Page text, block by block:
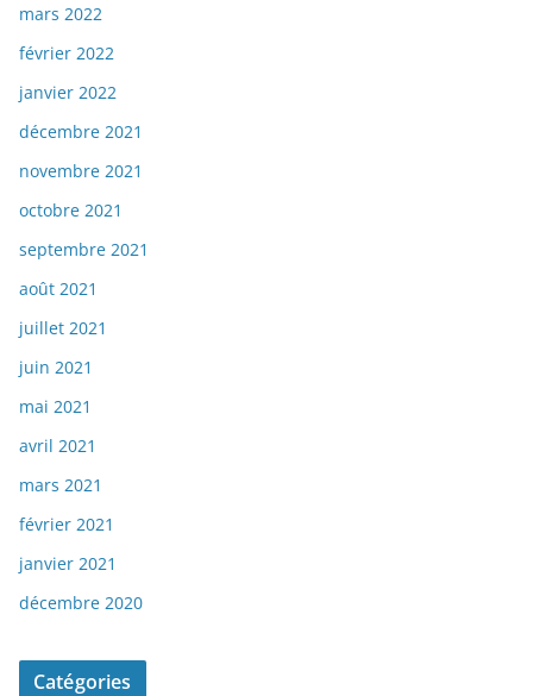
mars 2022
février 2022
janvier 2022
décembre 2021
novembre 2021
octobre 2021
septembre 2021
août 2021
juillet 2021
juin 2021
mai 2021
avril 2021
mars 2021
février 2021
janvier 2021
décembre 2020
Catégories